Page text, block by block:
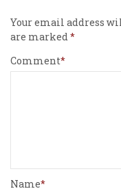
Your email address
are marked
Comment
Name